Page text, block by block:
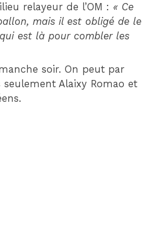
relayeur de l’OM : « Ce
mais il est obligé de le
est là pour combler les
soir. On peut par
Alaixy Romao et